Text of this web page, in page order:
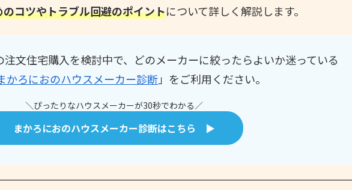
コツやトラブル回避のポイントについて詳しく解説します。
文住宅購入を検討中で、どのメーカーに絞ったらよいか迷っている
かろにおのハウスメーカー診断」をご利用ください。
＼ぴったりなハウスメーカーが30秒でわかる／
まかろにおのハウスメーカー診断はこちら ▶